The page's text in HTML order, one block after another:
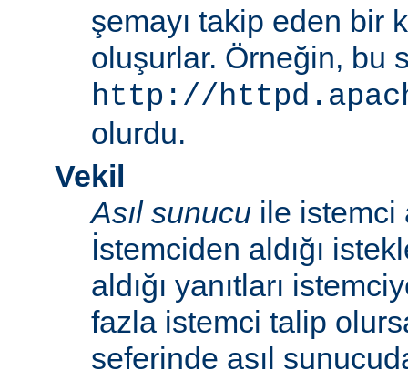
şemayı takip eden bir
oluşurlar. Örneğin, bu
http://
olurdu.
Vekil
Asıl sunucu ile istemci
İstemciden aldığı
aldığı yanıtları
fazla istemci talip
seferinde asıl